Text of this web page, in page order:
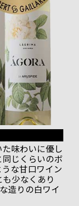
味わいに優し
じくらいのボ
な甘口ワイン
少なくあり
造りの白ワイ